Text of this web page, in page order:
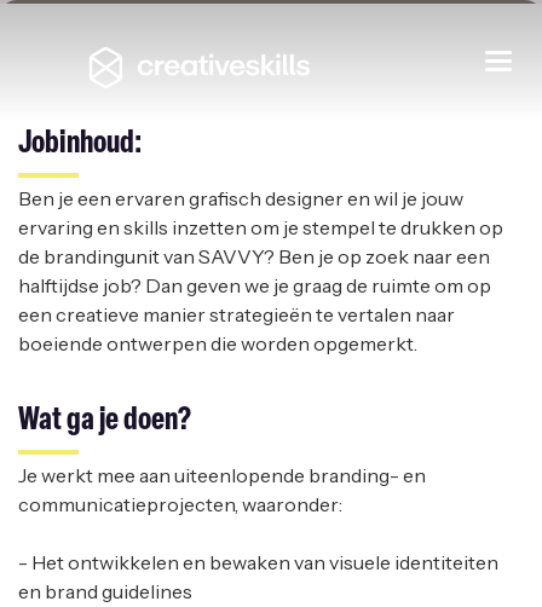
Grafisch Vormgever (Halftijds)
Jobinhoud:
Ben je een ervaren grafisch designer en wil je jouw
ervaring en skills inzetten om je stempel te drukken op
de brandingunit van SAVVY? Ben je op zoek naar een
halftijdse job? Dan geven we je graag de ruimte om op
een creatieve manier strategieën te vertalen naar
boeiende ontwerpen die worden opgemerkt.
Wat ga je doen?
Je werkt mee aan uiteenlopende branding- en
communicatieprojecten, waaronder:
- Het ontwikkelen en bewaken van visuele identiteiten
en brand guidelines